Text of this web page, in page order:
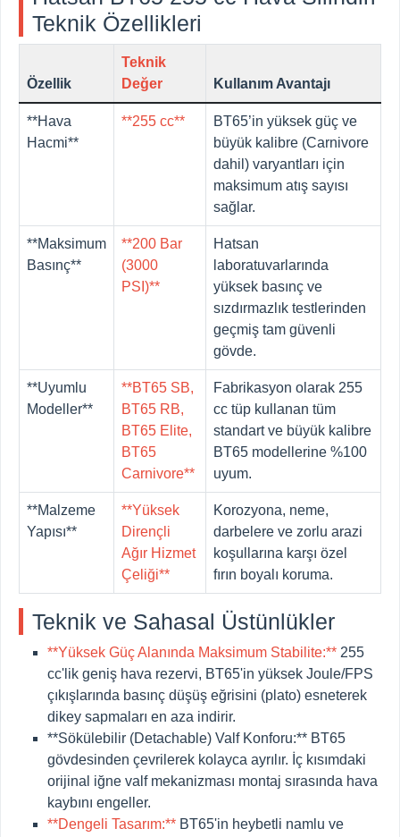
Teknik Özellikleri
Özellik
Teknik
Değer
Kullanım Avantajı
**Hava
Hacmi**
**255 cc**
BT65’in yüksek güç ve
büyük kalibre (Carnivore
dahil) varyantları için
maksimum atış sayısı
sağlar.
**Maksimum
Basınç**
**200 Bar
(3000
PSI)**
Hatsan
laboratuvarlarında
yüksek basınç ve
sızdırmazlık testlerinden
geçmiş tam güvenli
gövde.
**Uyumlu
Modeller**
**BT65 SB,
BT65 RB,
BT65 Elite,
BT65
Carnivore**
Fabrikasyon olarak 255
cc tüp kullanan tüm
standart ve büyük kalibre
BT65 modellerine %100
uyum.
**Malzeme
Yapısı**
**Yüksek
Dirençli
Ağır Hizmet
Çeliği**
Korozyona, neme,
darbelere ve zorlu arazi
koşullarına karşı özel
fırın boyalı koruma.
Teknik ve Sahasal Üstünlükler
**Yüksek Güç Alanında Maksimum Stabilite:** 255
cc'lik geniş hava rezervi, BT65'in yüksek Joule/FPS
çıkışlarında basınç düşüş eğrisini (plato) esneterek
dikey sapmaları en aza indirir.
**Sökülebilir (Detachable) Valf Konforu:** BT65
gövdesinden çevrilerek kolayca ayrılır. İç kısımdaki
orijinal iğne valf mekanizması montaj sırasında hava
kaybını engeller.
**Dengeli Tasarım:** BT65'in heybetli namlu ve